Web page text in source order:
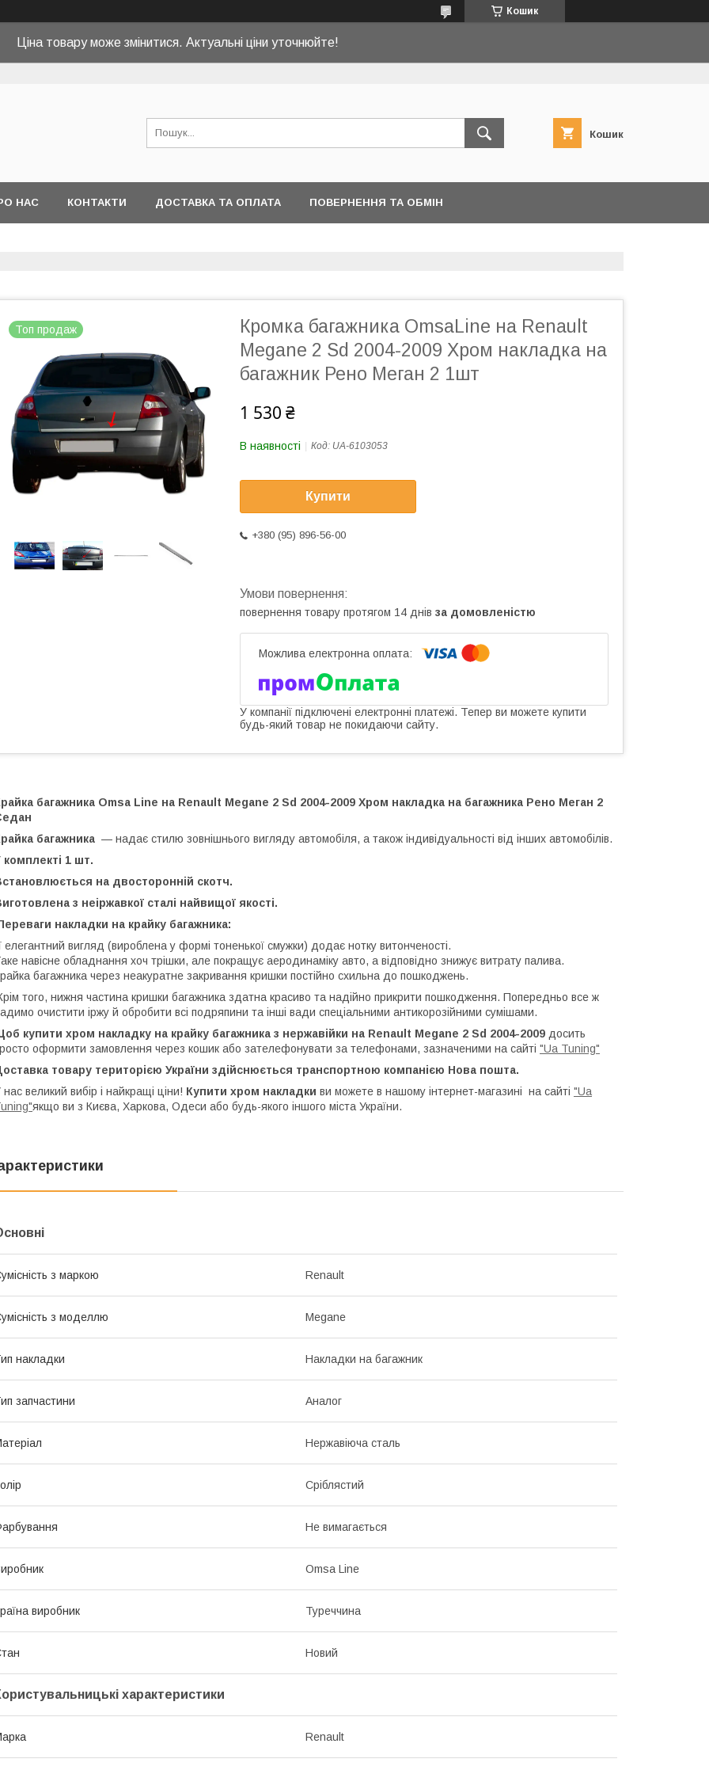
Кошик
Ціна товару може змінитися. Актуальні ціни уточнюйте!
Кошик
НАС КОНТАКТИ ДОСТАВКА ТА ОПЛАТА ПОВЕРНЕННЯ ТА ОБМІН
Топ продаж
Кромка багажника OmsaLine на Renault
Megane 2 Sd 2004-2009 Хром накладка на
багажник Рено Меган 2 1шт
1 530 ₴
В наявності Код: UA-6103053
Купити
+380 (95) 896-56-00
повернення товару протягом 14 днів за домовленістю
У компанії підключені електронні платежі. Тепер ви можете купити
будь-який товар не покидаючи сайту.
багажника Omsa Line на Renault Megane 2 Sd 2004-2009 Хром накладка на багажника Рено Меган 2
багажника — надає стилю зовнішнього вигляду автомобіля, а також індивідуальності від інших автомобілів.
комплекті 1 шт.
на двосторонній скотч.
з неіржавкої сталі найвищої якості.
накладки на крайку багажника:
елегантний вигляд (вироблена у формі тоненької смужки) додає нотку витонченості.
навісне обладнання хоч трішки, але покращує аеродинаміку авто, а відповідно знижує витрату палива.
багажника через неакуратне закривання кришки постійно схильна до пошкоджень.
того, нижня частина кришки багажника здатна красиво та надійно прикрити пошкодження. Попередньо все ж
очистити іржу й обробити всі подряпини та інші вади спеціальними антикорозійними сумішами.
купити хром накладку на крайку багажника з нержавійки на Renault Megane 2 Sd 2004-2009 досить
оформити замовлення через кошик або зателефонувати за телефонами, зазначеними на сайті "Ua Tuning"
товару територією України здійснюється транспортною компанією Нова пошта.
нас великий вибір і найкращі ціни! Купити хром накладки ви можете в нашому інтернет-магазині на сайті "Ua
якщо ви з Києва, Харкова, Одеси або будь-якого іншого міста України.
з маркою Renault
з моделлю Megane
накладки Накладки на багажник
запчастини Аналог
Нержавіюча сталь
Сріблястий
Не вимагається
Omsa Line
виробник Туреччина
Новий
характеристики
Renault